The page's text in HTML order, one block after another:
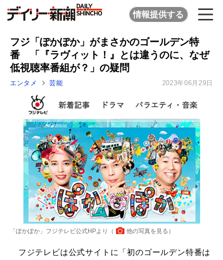
情報提供する
フジ「ぽかぽか」がまさかのゴールデン特
番 「『ラヴィット！』とは違うのに、なぜ
低視聴率番組が？」の疑問
エンタメ 芸能 2023年06月29日
「ぽかぽか」フジテレビ公式HPより（ 他の写真を見る ）
フジテレビは公式サイトに「初のゴールデン特番は